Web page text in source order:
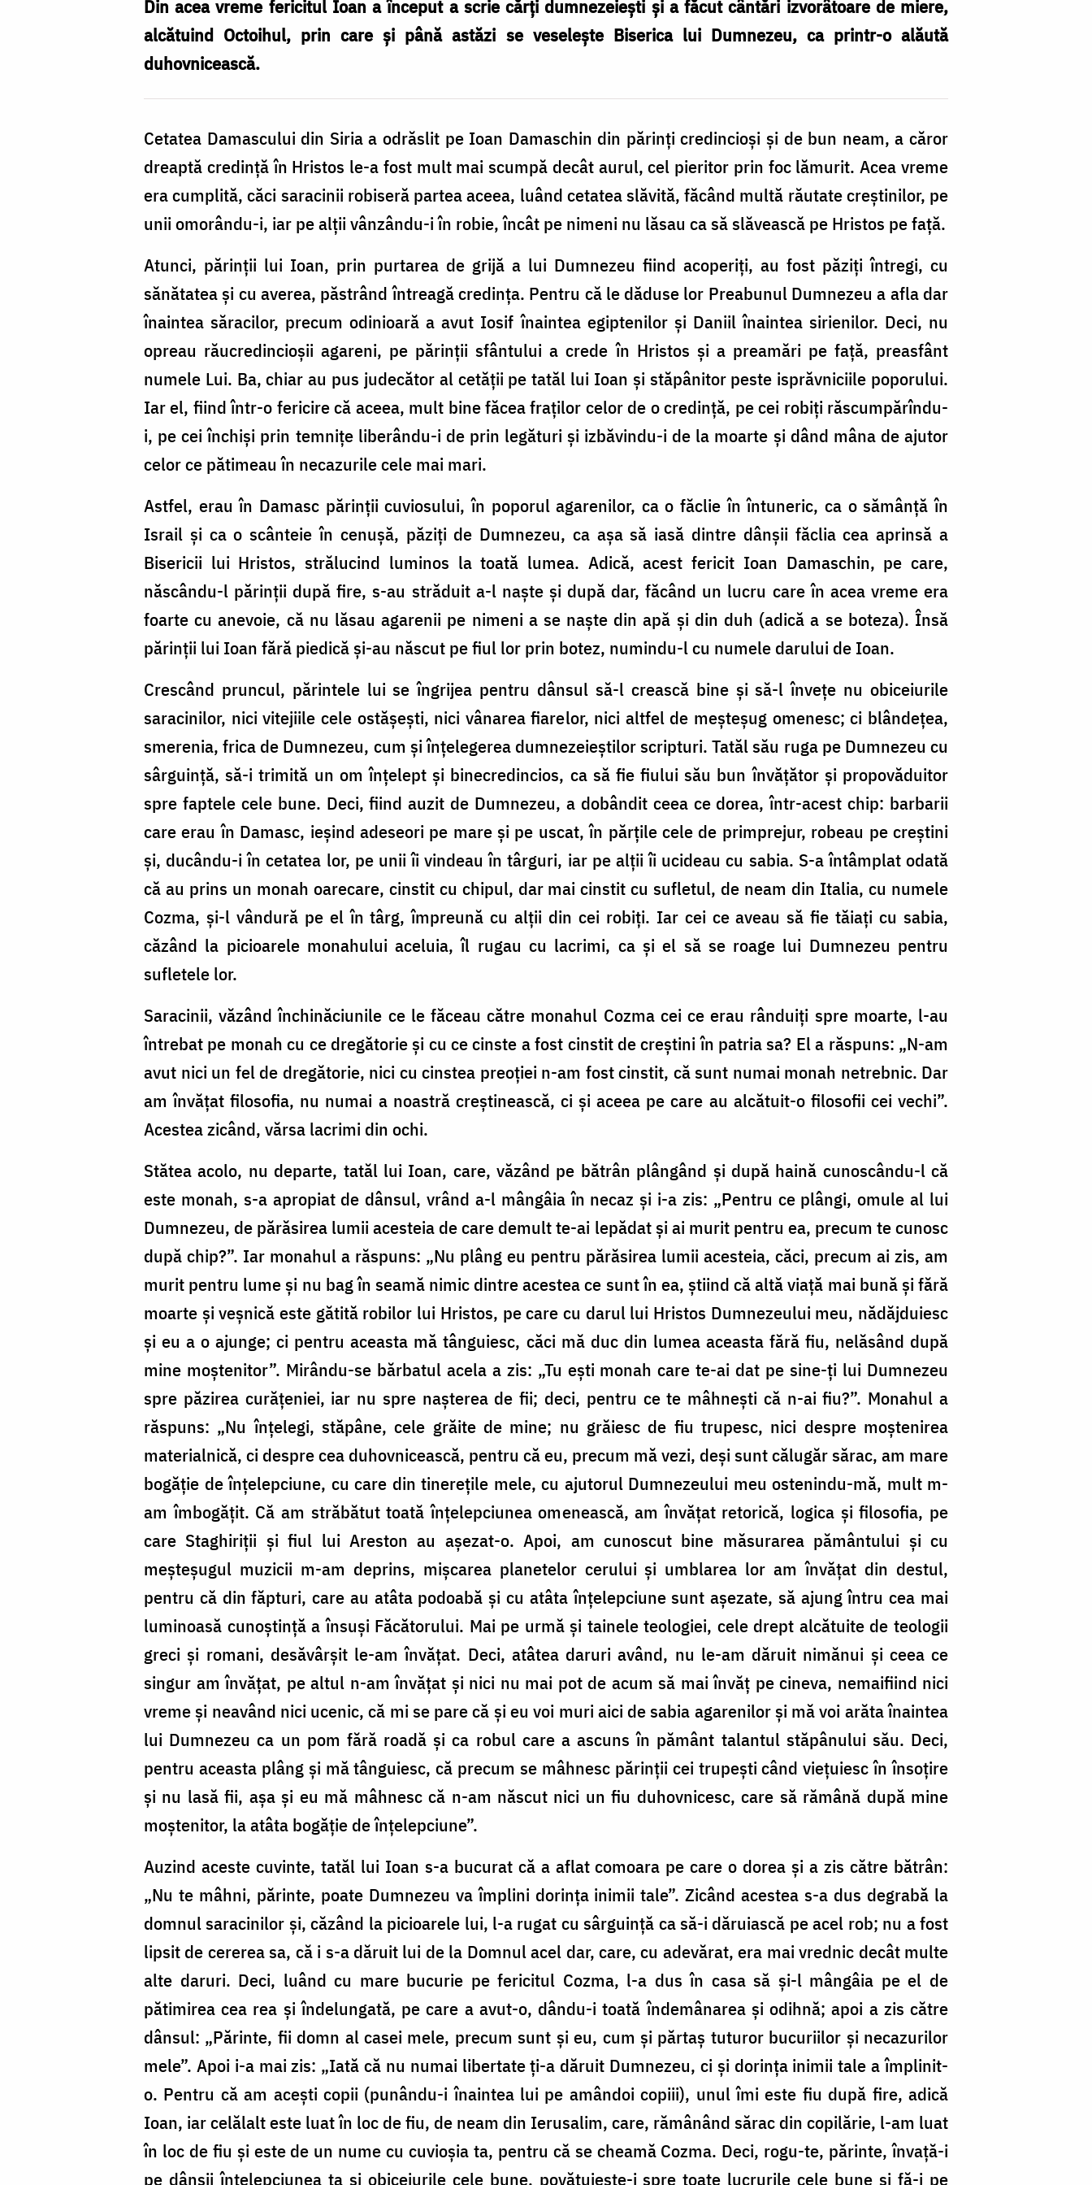
Din acea vreme fericitul Ioan a început a scrie cărți dumnezeiești și a făcut cântări izvorâtoare de miere,
alcătuind Octoihul, prin care și până astăzi se veselește Biserica lui Dumnezeu, ca printr-o alăută
duhovnicească.
Cetatea Damascului din Siria a odrăslit pe Ioan Damaschin din părinți credincioși și de bun neam, a căror
dreaptă credință în Hristos le-a fost mult mai scumpă decât aurul, cel pieritor prin foc lămurit. Acea vreme
era cumplită, căci saracinii robiseră partea aceea, luând cetatea slăvită, făcând multă răutate creștinilor, pe
unii omorându-i, iar pe alții vânzându-i în robie, încât pe nimeni nu lăsau ca să slăvească pe Hristos pe față.
Atunci, părinții lui Ioan, prin purtarea de grijă a lui Dumnezeu fiind acoperiți, au fost păziți întregi, cu
sănătatea și cu averea, păstrând întreagă credința. Pentru că le dăduse lor Preabunul Dumnezeu a afla dar
înaintea săracilor, precum odinioară a avut Iosif înaintea egiptenilor și Daniil înaintea sirienilor. Deci, nu
opreau răucredincioșii agareni, pe părinții sfântului a crede în Hristos și a preamări pe față, preasfânt
numele Lui. Ba, chiar au pus judecător al cetății pe tatăl lui Ioan și stăpânitor peste isprăvniciile poporului.
Iar el, fiind într-o fericire că aceea, mult bine făcea fraților celor de o credință, pe cei robiți răscumpărîndu-
i, pe cei închiși prin temnițe liberându-i de prin legături și izbăvindu-i de la moarte și dând mâna de ajutor
celor ce pătimeau în necazurile cele mai mari.
Astfel, erau în Damasc părinții cuviosului, în poporul agarenilor, ca o făclie în întuneric, ca o sămânță în
Israil și ca o scânteie în cenușă, păziți de Dumnezeu, ca așa să iasă dintre dânșii făclia cea aprinsă a
Bisericii lui Hristos, strălucind luminos la toată lumea. Adică, acest fericit Ioan Damaschin, pe care,
născându-l părinții după fire, s-au străduit a-l naște și după dar, făcând un lucru care în acea vreme era
foarte cu anevoie, că nu lăsau agarenii pe nimeni a se naște din apă și din duh (adică a se boteza). Însă
părinții lui Ioan fără piedică și-au născut pe fiul lor prin botez, numindu-l cu numele darului de Ioan.
Crescând pruncul, părintele lui se îngrijea pentru dânsul să-l crească bine și să-l învețe nu obiceiurile
saracinilor, nici vitejiile cele ostășești, nici vânarea fiarelor, nici altfel de meșteșug omenesc; ci blândețea,
smerenia, frica de Dumnezeu, cum și înțelegerea dumnezeieștilor scripturi. Tatăl său ruga pe Dumnezeu cu
sârguință, să-i trimită un om înțelept și binecredincios, ca să fie fiului său bun învățător și propovăduitor
spre faptele cele bune. Deci, fiind auzit de Dumnezeu, a dobândit ceea ce dorea, într-acest chip: barbarii
care erau în Damasc, ieșind adeseori pe mare și pe uscat, în părțile cele de primprejur, robeau pe creștini
și, ducându-i în cetatea lor, pe unii îi vindeau în târguri, iar pe alții îi ucideau cu sabia. S-a întâmplat odată
că au prins un monah oarecare, cinstit cu chipul, dar mai cinstit cu sufletul, de neam din Italia, cu numele
Cozma, și-l vândură pe el în târg, împreună cu alții din cei robiți. Iar cei ce aveau să fie tăiați cu sabia,
căzând la picioarele monahului aceluia, îl rugau cu lacrimi, ca și el să se roage lui Dumnezeu pentru
sufletele lor.
Saracinii, văzând închinăciunile ce le făceau către monahul Cozma cei ce erau rânduiți spre moarte, l-au
întrebat pe monah cu ce dregătorie și cu ce cinste a fost cinstit de creștini în patria sa? El a răspuns: „N-am
avut nici un fel de dregătorie, nici cu cinstea preoției n-am fost cinstit, că sunt numai monah netrebnic. Dar
am învățat filosofia, nu numai a noastră creștinească, ci și aceea pe care au alcătuit-o filosofii cei vechi”.
Acestea zicând, vărsa lacrimi din ochi.
Stătea acolo, nu departe, tatăl lui Ioan, care, văzând pe bătrân plângând și după haină cunoscându-l că
este monah, s-a apropiat de dânsul, vrând a-l mângâia în necaz și i-a zis: „Pentru ce plângi, omule al lui
Dumnezeu, de părăsirea lumii acesteia de care demult te-ai lepădat și ai murit pentru ea, precum te cunosc
după chip?”. Iar monahul a răspuns: „Nu plâng eu pentru părăsirea lumii acesteia, căci, precum ai zis, am
murit pentru lume și nu bag în seamă nimic dintre acestea ce sunt în ea, știind că altă viață mai bună și fără
moarte și veșnică este gătită robilor lui Hristos, pe care cu darul lui Hristos Dumnezeului meu, nădăjduiesc
și eu a o ajunge; ci pentru aceasta mă tânguiesc, căci mă duc din lumea aceasta fără fiu, nelăsând după
mine moștenitor”. Mirându-se bărbatul acela a zis: „Tu ești monah care te-ai dat pe sine-ți lui Dumnezeu
spre păzirea curățeniei, iar nu spre nașterea de fii; deci, pentru ce te mâhnești că n-ai fiu?”. Monahul a
răspuns: „Nu înțelegi, stăpâne, cele grăite de mine; nu grăiesc de fiu trupesc, nici despre moștenirea
materialnică, ci despre cea duhovnicească, pentru că eu, precum mă vezi, deși sunt călugăr sărac, am mare
bogăție de înțelepciune, cu care din tinerețile mele, cu ajutorul Dumnezeului meu ostenindu-mă, mult m-
am îmbogățit. Că am străbătut toată înțelepciunea omenească, am învățat retorică, logica și filosofia, pe
care Staghiriții și fiul lui Areston au așezat-o. Apoi, am cunoscut bine măsurarea pământului și cu
meșteșugul muzicii m-am deprins, mișcarea planetelor cerului și umblarea lor am învățat din destul,
pentru că din făpturi, care au atâta podoabă și cu atâta înțelepciune sunt așezate, să ajung întru cea mai
luminoasă cunoștință a însuși Făcătorului. Mai pe urmă și tainele teologiei, cele drept alcătuite de teologii
greci și romani, desăvârșit le-am învățat. Deci, atâtea daruri având, nu le-am dăruit nimănui și ceea ce
singur am învățat, pe altul n-am învățat și nici nu mai pot de acum să mai învăț pe cineva, nemaifiind nici
vreme și neavând nici ucenic, că mi se pare că și eu voi muri aici de sabia agarenilor și mă voi arăta înaintea
lui Dumnezeu ca un pom fără roadă și ca robul care a ascuns în pământ talantul stăpânului său. Deci,
pentru aceasta plâng și mă tânguiesc, că precum se mâhnesc părinții cei trupești când viețuiesc în însoțire
și nu lasă fii, așa și eu mă mâhnesc că n-am născut nici un fiu duhovnicesc, care să rămână după mine
moștenitor, la atâta bogăție de înțelepciune”.
Auzind aceste cuvinte, tatăl lui Ioan s-a bucurat că a aflat comoara pe care o dorea și a zis către bătrân:
„Nu te mâhni, părinte, poate Dumnezeu va împlini dorința inimii tale”. Zicând acestea s-a dus degrabă la
domnul saracinilor și, căzând la picioarele lui, l-a rugat cu sârguință ca să-i dăruiască pe acel rob; nu a fost
lipsit de cererea sa, că i s-a dăruit lui de la Domnul acel dar, care, cu adevărat, era mai vrednic decât multe
alte daruri. Deci, luând cu mare bucurie pe fericitul Cozma, l-a dus în casa să și-l mângâia pe el de
pătimirea cea rea și îndelungată, pe care a avut-o, dându-i toată îndemânarea și odihnă; apoi a zis către
dânsul: „Părinte, fii domn al casei mele, precum sunt și eu, cum și părtaș tuturor bucuriilor și necazurilor
mele”. Apoi i-a mai zis: „Iată că nu numai libertate ți-a dăruit Dumnezeu, ci și dorința inimii tale a împlinit-
o. Pentru că am acești copii (punându-i înaintea lui pe amândoi copiii), unul îmi este fiu după fire, adică
Ioan, iar celălalt este luat în loc de fiu, de neam din Ierusalim, care, rămânând sărac din copilărie, l-am luat
în loc de fiu și este de un nume cu cuvioșia ta, pentru că se cheamă Cozma. Deci, rogu-te, părinte, învață-i
pe dânșii înțelepciunea ta și obiceiurile cele bune, povățuiește-i spre toate lucrurile cele bune și fă-i pe